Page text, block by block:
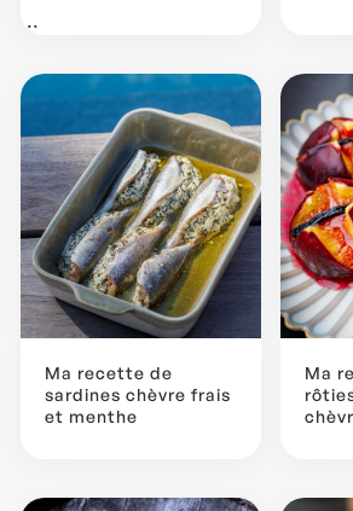
...
Ma recette de
sardines chèvre frais
et menthe
Ma